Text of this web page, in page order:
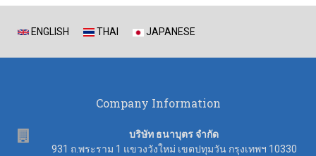
ENGLISH THAI JAPANESE
Company Information
บริษัท ธนาบุตร จำกัด
931 ถ.พระราม 1 แขวงวังใหม่ เขตปทุมวัน กรุงเทพฯ 10330